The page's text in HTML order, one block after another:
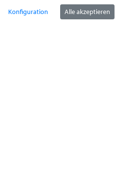
Ummeldung zugelassenes Fahrzeug
Konfiguration Alle akzeptieren